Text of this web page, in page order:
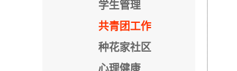
学生管理
共青团工作
种花家社区
心理健康